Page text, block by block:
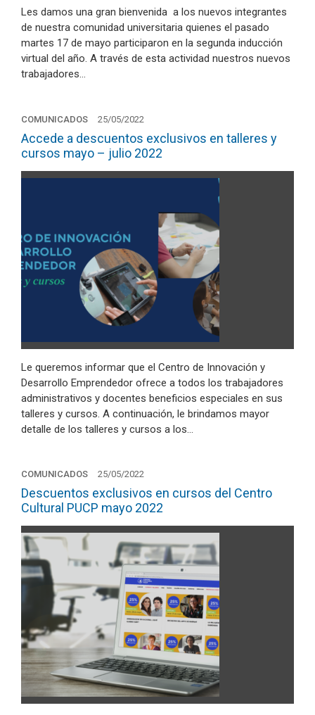
Les damos una gran bienvenida a los nuevos integrantes
de nuestra comunidad universitaria quienes el pasado
martes 17 de mayo participaron en la segunda inducción
virtual del año. A través de esta actividad nuestros nuevos
trabajadores…
COMUNICADOS 25/05/2022
Accede a descuentos exclusivos en talleres y
cursos mayo – julio 2022
Le queremos informar que el Centro de Innovación y
Desarrollo Emprendedor ofrece a todos los trabajadores
administrativos y docentes beneficios especiales en sus
talleres y cursos. A continuación, le brindamos mayor
detalle de los talleres y cursos a los…
COMUNICADOS 25/05/2022
Descuentos exclusivos en cursos del Centro
Cultural PUCP mayo 2022